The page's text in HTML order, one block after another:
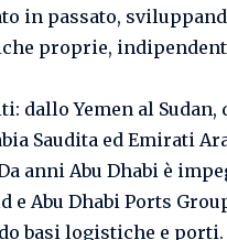
in passato,
proprie,
dallo Yemen al Sudan,
Saudita ed Emirati
anni Abu Dhabi è
e Abu Dhabi Ports
basi logistiche e